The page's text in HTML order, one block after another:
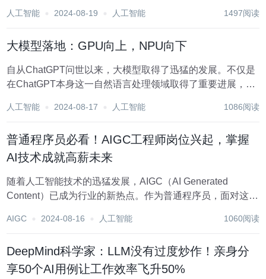
等。 以下是一些AIGC的使用场景和具体案例...
人工智能 2024-08-19 人工智能 1497阅读
大模型落地：GPU向上，NPU向下
自从ChatGPT问世以来，大模型取得了迅猛的发展。不仅是
在ChatGPT本身这一自然语言处理领域取得了重要进展，而
对视频图像进行语义理解。此外，SAM是一种能够对场景进
人工智能 2024-08-17 人工智能 1086阅读
普通程序员必看！AIGC工程师岗位兴起，掌握
AI技术成就高薪未来
随着人工智能技术的迅猛发展，AIGC（AI Generated
Content）已成为行业的新热点。作为普通程序员，面对这一
需要。AIGC工程师这一新兴岗位也应运而生。 什么是AIGC
AIGC 2024-08-16 人工智能 1060阅读
DeepMind科学家：LLM没有过度炒作！亲身分
享50个AI用例让工作效率飞升50%